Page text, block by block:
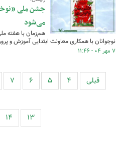
جشن ملی
می‌شود
هم‌زمان با هفته
نوجوانان با همکاری معاونت ابتدایی آموزش و
۷ مهر ۰۴ - ۱۱:۴۶
قبلی ۴ ۵ ۶ ۷
۱۳ ۱۴